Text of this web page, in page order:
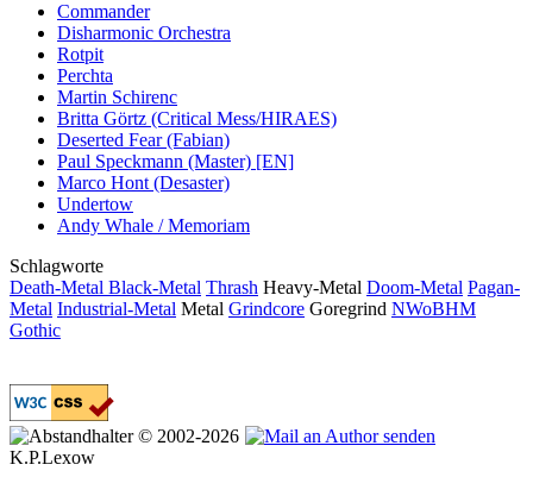
Commander
Disharmonic Orchestra
Rotpit
Perchta
Martin Schirenc
Britta Görtz (Critical Mess/HIRAES)
Deserted Fear (Fabian)
Paul Speckmann (Master) [EN]
Marco Hont (Desaster)
Undertow
Andy Whale / Memoriam
Schlagworte
Death-Metal Black-Metal Thrash Heavy-Metal Doom-Metal Pagan-
Metal Industrial-Metal Metal Grindcore Goregrind NWoBHM
Gothic
© 2002-2026
K.P.Lexow